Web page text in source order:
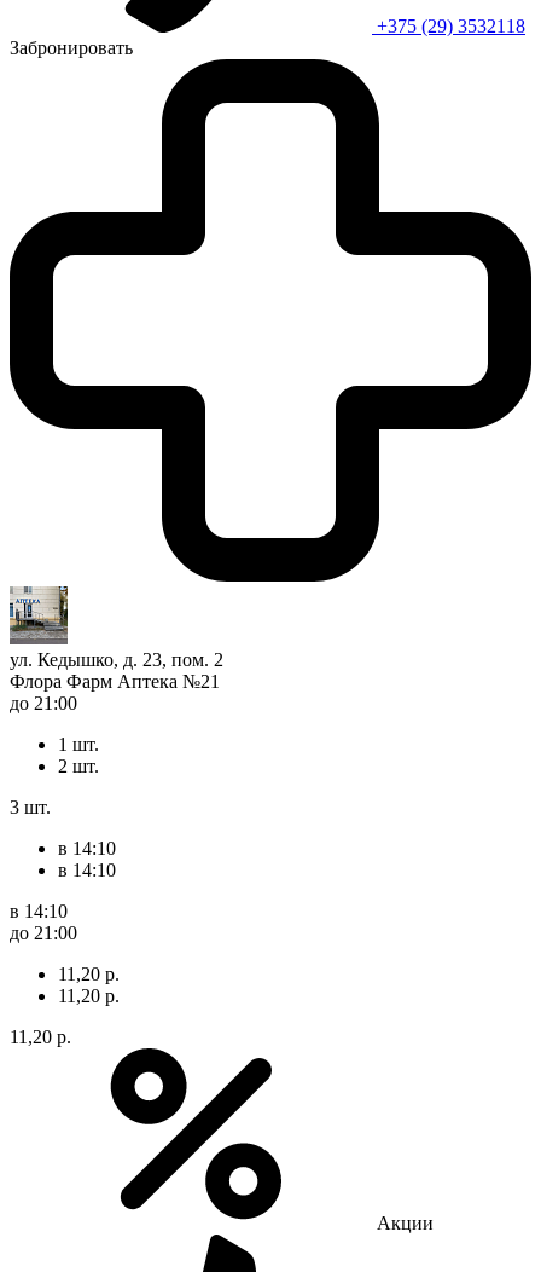
+375 (29) 3532118
Забронировать
ул. Кедышко, д. 23, пом. 2
Флора Фарм Аптека №21
до 21:00
1 шт.
2 шт.
3 шт.
в 14:10
в 14:10
в 14:10
до 21:00
11,20 р.
11,20 р.
11,20 р.
Акции